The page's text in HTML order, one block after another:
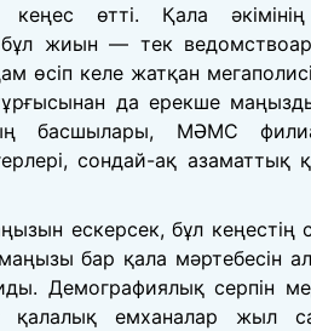
кеңес өтті. Қала
бұл жиын — тек
өсіп келе жатқан
да ерекше
басшылары, МӘМС
сондай-ақ
ескерсек, бұл
бар қала мәртебесін
Демографиялық серпін
қалалық емханалар жыл